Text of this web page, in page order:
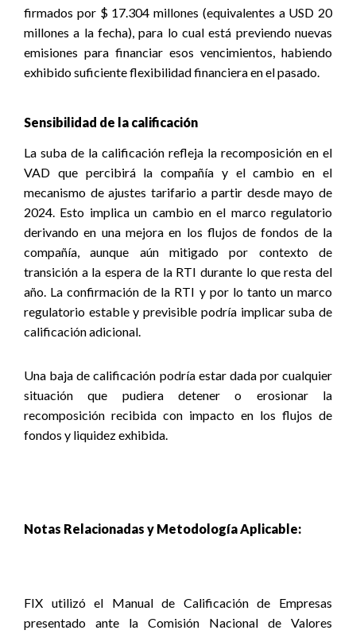
firmados por $ 17.304 millones (equivalentes a USD 20
millones a la fecha), para lo cual está previendo nuevas
emisiones para financiar esos vencimientos, habiendo
exhibido suficiente flexibilidad financiera en el pasado.
Sensibilidad de la calificación
La suba de la calificación refleja la recomposición en el
VAD que percibirá la compañía y el cambio en el
mecanismo de ajustes tarifario a partir desde mayo de
2024. Esto implica un cambio en el marco regulatorio
derivando en una mejora en los flujos de fondos de la
compañía, aunque aún mitigado por contexto de
transición a la espera de la RTI durante lo que resta del
año. La confirmación de la RTI y por lo tanto un marco
regulatorio estable y previsible podría implicar suba de
calificación adicional.
Una baja de calificación podría estar dada por cualquier
situación que pudiera detener o erosionar la
recomposición recibida con impacto en los flujos de
fondos y liquidez exhibida.
Notas Relacionadas y Metodología Aplicable:
FIX utilizó el Manual de Calificación de Empresas
presentado ante la Comisión Nacional de Valores